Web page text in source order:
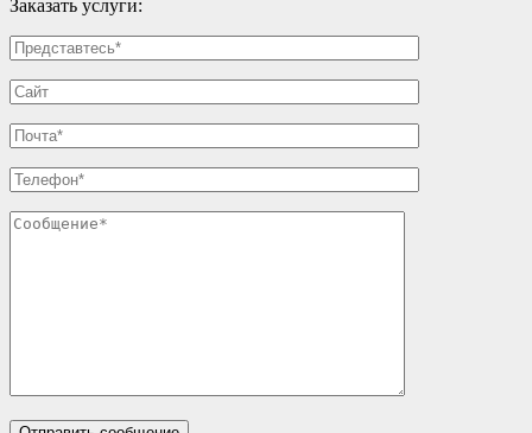
Заказать услуги: